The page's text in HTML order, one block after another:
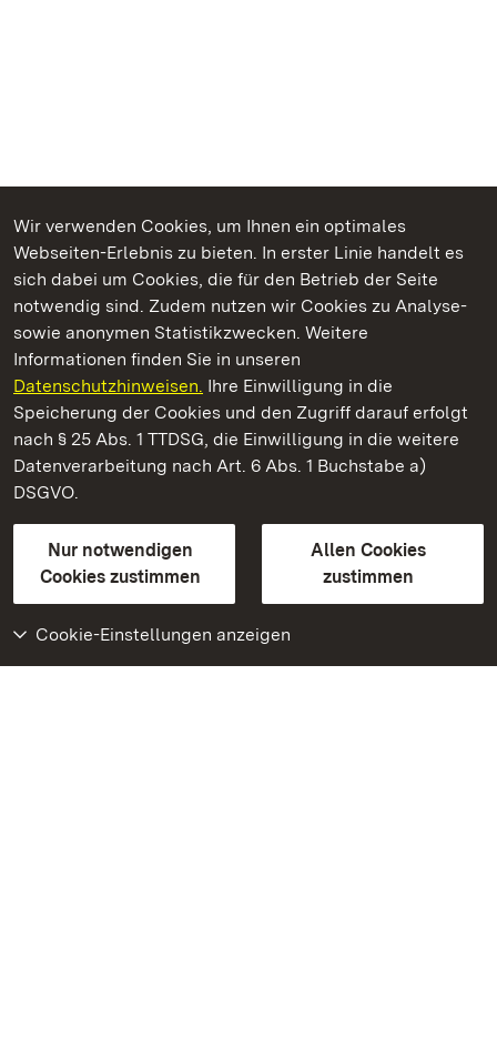
Wir verwenden Cookies, um Ihnen ein optimales
Webseiten-Erlebnis zu bieten. In erster Linie handelt es
sich dabei um Cookies, die für den Betrieb der Seite
notwendig sind. Zudem nutzen wir Cookies zu Analyse-
sowie anonymen Statistikzwecken. Weitere
Informationen finden Sie in unseren
Datenschutzhinweisen. Ihre Einwilligung in die
Speicherung der Cookies und den Zugriff darauf erfolgt
nach § 25 Abs. 1 TTDSG, die Einwilligung in die weitere
Datenverarbeitung nach Art. 6 Abs. 1 Buchstabe a)
DSGVO.
Nur notwendigen
Cookies zustimmen
Allen Cookies
zustimmen
Cookie-Einstellungen anzeigen
Kommen. Staunen. Genießen.
Staatliche Schlösser und Gärten Baden‑Württemberg
Staatliche Schlösser und Gärten Baden-Württemberg
Kontakt
GebärdenspracheLeichte Sprache
Erklärung zur Barrierefreiheit
BITV-konform (geprüfte Seiten)
Weiteres